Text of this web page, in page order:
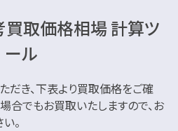
買取価格相場 計算ツ
ール
だき、下表より買取価格をご確
合でもお買取いたしますので、お
。